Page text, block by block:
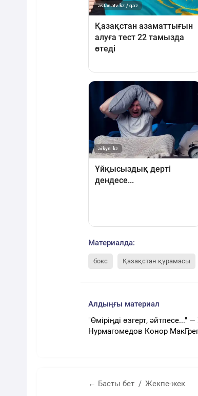
Материалда:
бокс Қазақстан құрамасы
Алдыңғы материал
"Өміріңді өзгерт, әйтпесе..."
Нурмагомедов Конор
← Басты бет Жекпе-жек